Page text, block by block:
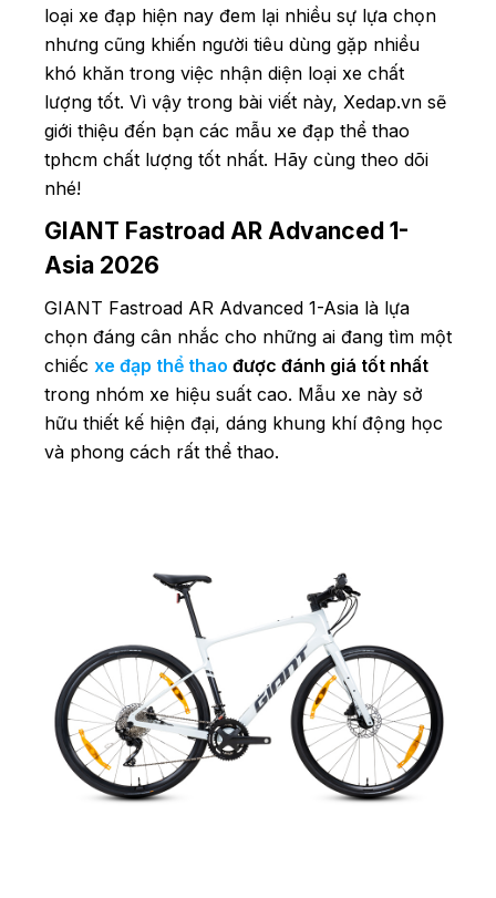
loại xe đạp hiện nay đem lại nhiều sự lựa chọn
nhưng cũng khiến người tiêu dùng gặp nhiều
khó khăn trong việc nhận diện loại xe chất
lượng tốt. Vì vậy trong bài viết này, Xedap.vn sẽ
giới thiệu đến bạn các mẫu xe đạp thể thao
tphcm chất lượng tốt nhất. Hãy cùng theo dõi
nhé!
GIANT Fastroad AR Advanced 1-
Asia 2026
GIANT Fastroad AR Advanced 1-Asia là lựa
chọn đáng cân nhắc cho những ai đang tìm một
chiếc xe đạp thể thao được đánh giá tốt nhất
trong nhóm xe hiệu suất cao. Mẫu xe này sở
hữu thiết kế hiện đại, dáng khung khí động học
và phong cách rất thể thao.